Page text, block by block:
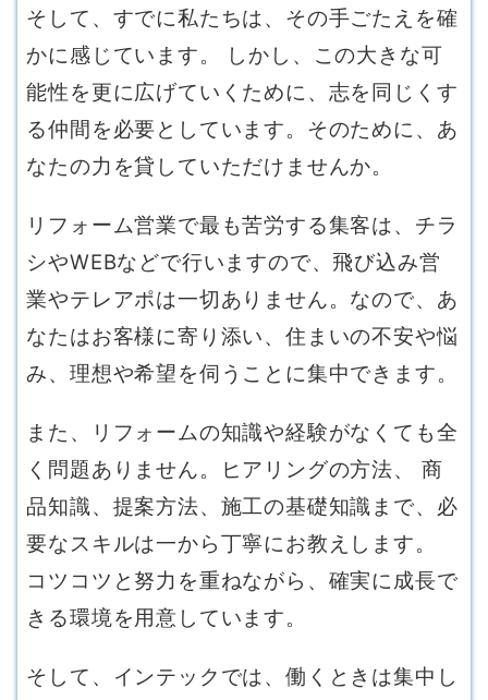
そして、すでに私たちは、その手ごたえを確
かに感じています。 しかし、この大きな可
能性を更に広げていくために、志を同じくす
る仲間を必要としています。そのために、あ
なたの力を貸していただけませんか。
リフォーム営業で最も苦労する集客は、チラ
シやWEBなどで行いますので、飛び込み営
業やテレアポは一切ありません。なので、あ
なたはお客様に寄り添い、住まいの不安や悩
み、理想や希望を伺うことに集中できます。
また、リフォームの知識や経験がなくても全
く問題ありません。ヒアリングの方法、 商
品知識、提案方法、施工の基礎知識まで、必
要なスキルは一から丁寧にお教えします。
コツコツと努力を重ねながら、確実に成長で
きる環境を用意しています。
そして、インテックでは、働くときは集中し